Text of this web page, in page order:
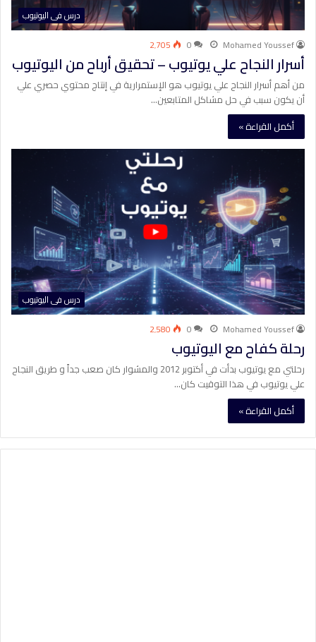
درس فى اليوتيوب
Mohamed Youssef
0 2٬705
أسرار النجاح علي يوتيوب – تحقيق أرباح من اليوتيوب
من أهم أسرار النجاح علي يوتيوب هو الإستمرارية في إنتاج محتوي حصري علي
أن يكون سبب في حل مشاكل المتابعين…
أكمل القراءة »
درس فى اليوتيوب
Mohamed Youssef
0 2٬580
رحلة كفاح مع اليوتيوب
رحلتي مع يوتيوب بدأت في أكتوبر 2012 والمشوار كان صعب جداً و طريق النجاح
علي يوتيوب في هذا التوقيت كان…
أكمل القراءة »